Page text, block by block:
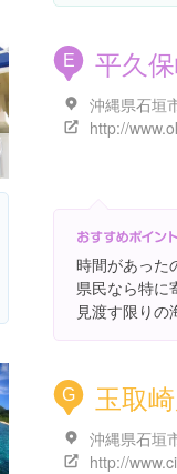
E 平久
沖縄県石垣
時間があった
県民なら特に
見渡す限りの
G 玉取
沖縄県石垣